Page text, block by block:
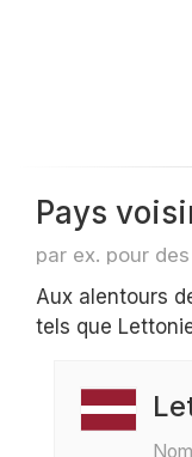
Pays
par ex. pour
Aux alentours
tels que